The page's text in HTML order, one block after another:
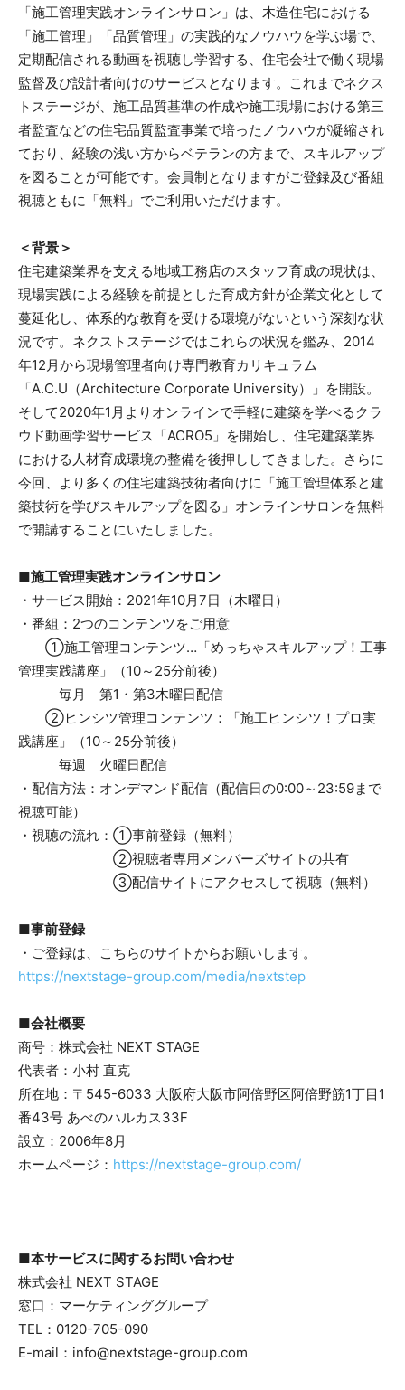
「施工管理実践オンラインサロン」は、木造住宅における
「施工管理」「品質管理」の実践的なノウハウを学ぶ場で、
定期配信される動画を視聴し学習する、住宅会社で働く現場
監督及び設計者向けのサービスとなります。これまでネクス
トステージが、施工品質基準の作成や施工現場における第三
者監査などの住宅品質監査事業で培ったノウハウが凝縮され
ており、経験の浅い方からベテランの方まで、スキルアップ
を図ることが可能です。会員制となりますがご登録及び番組
視聴ともに「無料」でご利用いただけます。
＜背景＞
住宅建築業界を支える地域工務店のスタッフ育成の現状は、
現場実践による経験を前提とした育成方針が企業文化として
蔓延化し、体系的な教育を受ける環境がないという深刻な状
況です。ネクストステージではこれらの状況を鑑み、2014
年12月から現場管理者向け専門教育カリキュラム
「A.C.U（Architecture Corporate University）」を開設。
そして2020年1月よりオンラインで手軽に建築を学べるクラ
ウド動画学習サービス「ACRO5」を開始し、住宅建築業界
における人材育成環境の整備を後押ししてきました。さらに
今回、より多くの住宅建築技術者向けに「施工管理体系と建
築技術を学びスキルアップを図る」オンラインサロンを無料
で開講することにいたしました。
■施工管理実践オンラインサロン
・サービス開始：2021年10月7日（木曜日）
・番組：2つのコンテンツをご用意
①施工管理コンテンツ…「めっちゃスキルアップ！工事
管理実践講座」（10～25分前後）
毎月 第1・第3木曜日配信
②ヒンシツ管理コンテンツ：「施工ヒンシツ！プロ実
践講座」（10～25分前後）
毎週 火曜日配信
・配信方法：オンデマンド配信（配信日の0:00～23:59まで
視聴可能）
・視聴の流れ：①事前登録（無料）
②視聴者専用メンバーズサイトの共有
③配信サイトにアクセスして視聴（無料）
■事前登録
・ご登録は、こちらのサイトからお願いします。
https://nextstage-group.com/media/nextstep
■会社概要
商号：株式会社 NEXT STAGE
代表者：小村 直克
所在地：〒545-6033 大阪府大阪市阿倍野区阿倍野筋1丁目1
番43号 あべのハルカス33F
設立：2006年8月
ホームページ： https://nextstage-group.com/
■本サービスに関するお問い合わせ
株式会社 NEXT STAGE
窓口：マーケティンググループ
TEL：0120-705-090
E-mail：info@nextstage-group.com